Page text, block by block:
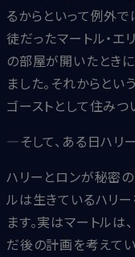
るからといって例外
徒だったマートル・エ
の部屋が開いたとき
ました。それからとい
ゴーストとして住みつ
―そして、ある日ハリ
ハリーとロンが秘密
ルは生きているハリ
ます。実はマートルは
だ後の計画を考えて